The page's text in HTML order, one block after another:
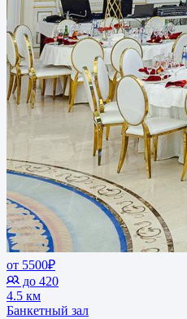
от 5500₽
до 420
4.5 км
Банкетный зал